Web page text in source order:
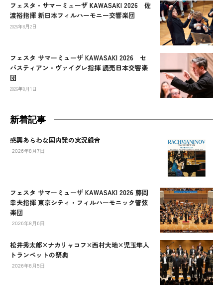
フェスタ・サマーミューザ KAWASAKI 2026 佐
渡裕指揮 新日本フィルハーモニー交響楽団
2026年8月2日
フェスタ サマーミューザ KAWASAKI 2026 セ
バスティアン・ヴァイグレ指揮 読売日本交響楽
団
2026年8月1日
新着記事
感興あらわな国内発の実況録音
2026年8月7日
フェスタ サマーミューザ KAWASAKI 2026 藤岡
幸夫指揮 東京シティ・フィルハーモニック管弦
楽団
2026年8月6日
松井秀太郎×ナカリャコフ×西村大地×児玉隼人
トランペットの祭典
2026年8月5日